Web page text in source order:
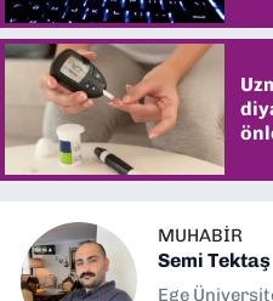
MUHABIR
Semi Tektaş
Ege